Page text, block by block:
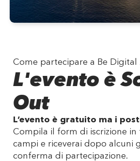
Come partecipare a Be Digital
L'evento è
Out
L’evento è gratuito ma i
Compila il form di iscrizione in
campi e riceverai dopo alcuni
conferma di partecipazione.